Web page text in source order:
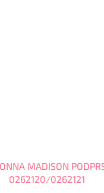
MADISON
0262120/0262121